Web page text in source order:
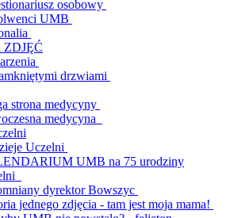
osobowy
UMB
drzwiami
strona medycyny
medycyna
Uczelni
UMB na 75 urodziny
dyrektor Bowszyc
jednego zdjęcia - tam jest moja mama!